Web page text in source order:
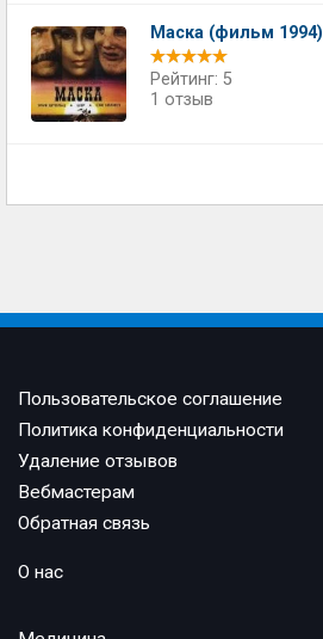
Маска (фильм 1994)
Рейтинг: 5
1 отзыв
Пользовательское соглашение
Политика конфиденциальности
Удаление отзывов
Вебмастерам
Обратная связь
О нас